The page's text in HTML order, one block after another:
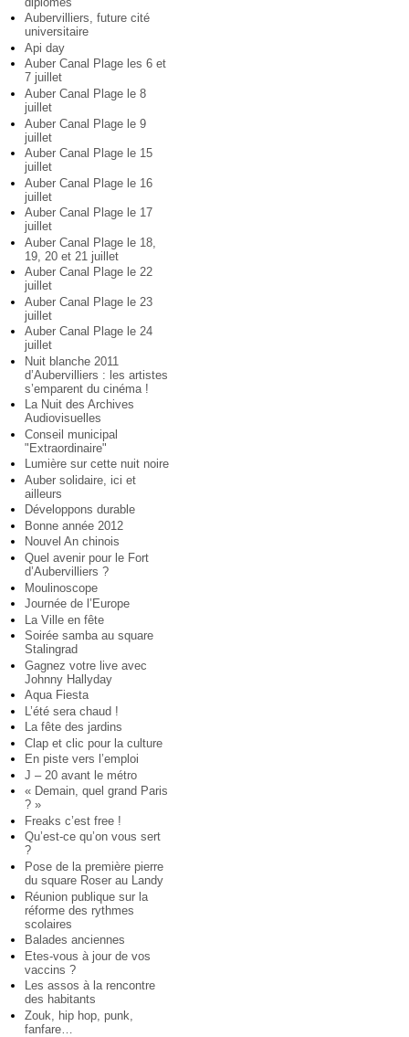
Aubervilliers, future cité
universitaire
Api day
Auber Canal Plage les 6 et
7 juillet
Auber Canal Plage le 8
juillet
Auber Canal Plage le 9
juillet
Auber Canal Plage le 15
juillet
Auber Canal Plage le 16
juillet
Auber Canal Plage le 17
juillet
Auber Canal Plage le 18,
19, 20 et 21 juillet
Auber Canal Plage le 22
juillet
Auber Canal Plage le 23
juillet
Auber Canal Plage le 24
juillet
Nuit blanche 2011
d’Aubervilliers : les artistes
s’emparent du cinéma !
La Nuit des Archives
Audiovisuelles
Conseil municipal
"Extraordinaire"
Lumière sur cette nuit noire
Auber solidaire, ici et
ailleurs
Développons durable
Bonne année 2012
Nouvel An chinois
Quel avenir pour le Fort
d’Aubervilliers ?
Moulinoscope
Journée de l’Europe
La Ville en fête
Soirée samba au square
Stalingrad
Gagnez votre live avec
Johnny Hallyday
Aqua Fiesta
L’été sera chaud !
La fête des jardins
Clap et clic pour la culture
En piste vers l’emploi
J – 20 avant le métro
« Demain, quel grand Paris
? »
Freaks c’est free !
Qu’est-ce qu’on vous sert
?
Pose de la première pierre
du square Roser au Landy
Réunion publique sur la
réforme des rythmes
scolaires
Balades anciennes
Etes-vous à jour de vos
vaccins ?
Les assos à la rencontre
des habitants
Zouk, hip hop, punk,
fanfare…